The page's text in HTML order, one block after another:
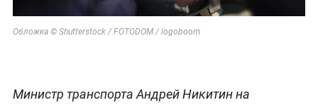
Обложка © Shutterstock / FOTODOM / logoboom
Министр транспорта Андрей Никитин на